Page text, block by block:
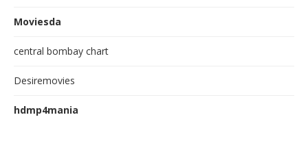
Moviesda
central bombay chart
Desiremovies
hdmp4mania